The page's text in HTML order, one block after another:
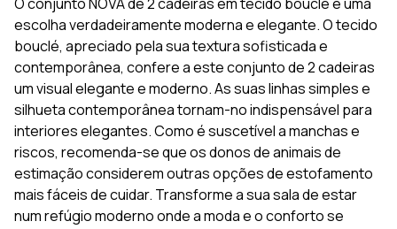
escolha verdadeiramente moderna e elegante. O tecido
bouclé, apreciado pela sua textura sofisticada e
contemporânea, confere a este conjunto de 2 cadeiras
um visual elegante e moderno. As suas linhas simples e
silhueta contemporânea tornam-no indispensável para
interiores elegantes. Como é suscetível a manchas e
riscos, recomenda-se que os donos de animais de
estimação considerem outras opções de estofamento
mais fáceis de cuidar. Transforme a sua sala de estar
num refúgio moderno onde a moda e o conforto se